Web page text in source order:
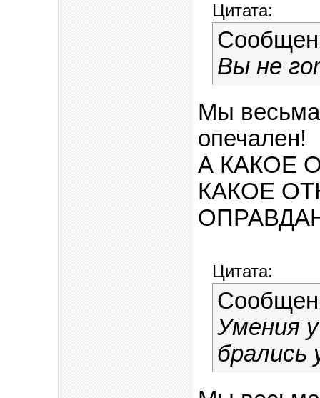
Цитата:
Вы не
Мы
опечален!
А КАКОЕ
КАКОЕ
Цитата:
Умения
брались